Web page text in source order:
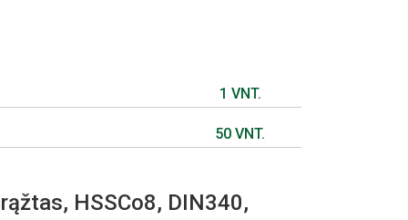
1 VNT.
50 VNT.
HSSCo8, DIN340,